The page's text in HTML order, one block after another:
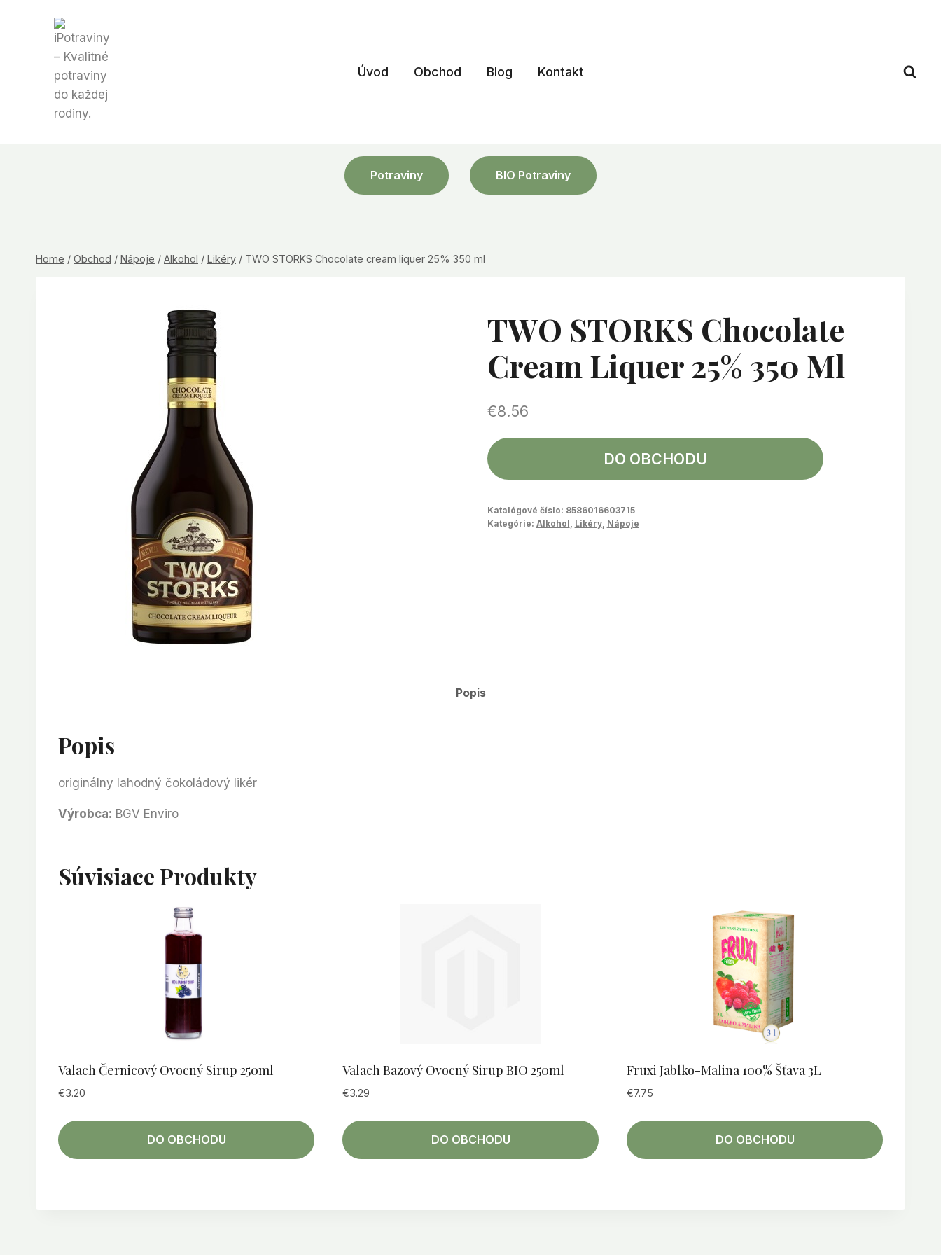
Úvod Obchod Blog Kontakt
Potraviny BIO Potraviny
Home / Obchod / Nápoje / Alkohol / Likéry / TWO STORKS Chocolate cream liquer 25% 350 ml
TWO STORKS Chocolate
Cream Liquer 25% 350 Ml
€8.56
DO OBCHODU
Katalógové číslo: 8586016603715
Kategórie: Alkohol Likéry, Nápoje
Popis
Popis
originálny lahodný čokoládový likér
Výrobca: BGV Enviro
Súvisiace Produkty
Valach Černicový Ovocný Sirup 250ml
€3.20
DO OBCHODU
Valach Bazový Ovocný Sirup BIO 250ml
€3.29
DO OBCHODU
Fruxi Jablko-Malina 100% Šťava 3L
€7.75
DO OBCHODU